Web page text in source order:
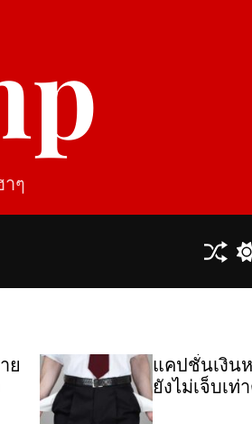
ๆ
S
S
c
o
แคปชั่นเงินหมด
ยังไม่เจ็บเท่าตัง